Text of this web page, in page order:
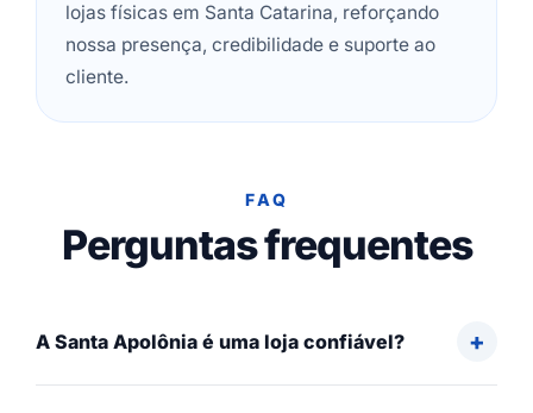
lojas físicas em Santa Catarina, reforçando
nossa presença, credibilidade e suporte ao
cliente.
FAQ
Perguntas frequentes
A Santa Apolônia é uma loja confiável?